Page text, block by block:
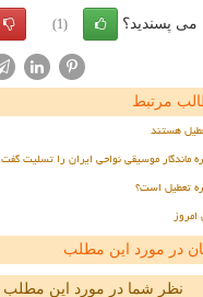
می پسندید؟ (1)
مرتبط
هستند
موسیقی نواحی ایران را تسلیت گفت
تعطیل است؟
امروز
در مورد این مطلب
نظر شما در مورد این مطلب